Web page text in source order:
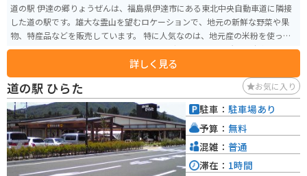
道の駅 伊達の郷りょうぜんは、福島県伊達市にある東北中央自動車道に隣接
した道の駅です。雄大な霊山を望むロケーションで、地元の新鮮な野菜や果
物、特産品などを販売しています。 特に人気なのは、地元産の米粉を使った
パンやスイーツです。 バイクでのツーリングにも最適な場所で、駐車場も
広々としています。道の駅には、観光案内所もあり周辺の観光スポット情報
も入手できます。霊山や阿武隈川など自然豊かな観光スポットも多いので、
ドライブやツーリングの休憩に立ち寄ってみてはいかがでしょうか。
詳しく見る
道の駅 ひらた お気に入り
駐車： 駐車場あり
予算： 無料
混雑： 普通
滞在： 1時間